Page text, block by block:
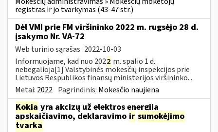
registras ir jo tvarkymas (43-47 str.)
Dėl VMI prie FM viršininko 2022 m. rugsėjo 28 d.
įsakymo Nr. VA-72
Web turinio sąrašas 2022-10-03
Informuojame, kad nuo 2022 m. spalio 1 d.
nebegalioja[1] Valstybinės mokesčių inspekcijos prie
Lietuvos Respublikos finansų ministerijos viršininko...
Metai: 2022 Pagrindinis: Mokesčio naujiena
Kokia yra akcizų už elektros energiją
apskaičiavimo, deklaravimo ir sumokėjimo
tvarka